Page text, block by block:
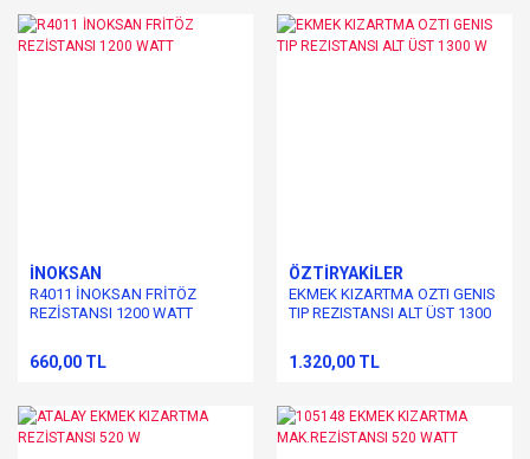
İNOKSAN
R4011 İNOKSAN FRİTÖZ
REZİSTANSI 1200 WATT
660,00 TL
ÖZTİRYAKİLER
EKMEK KIZARTMA OZTI GENIS
TIP REZISTANSI ALT ÜST 1300
1.320,00 TL